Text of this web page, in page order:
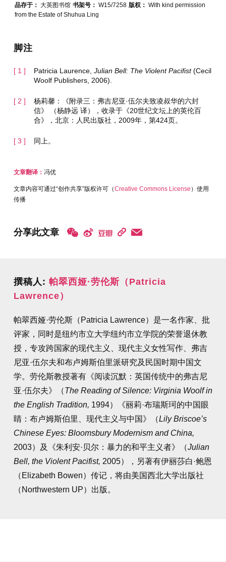
品存于： 大英图书馆 书架号： W15/7258 版权： With kind permission
from the Estate of Shuhua Ling
脚注
Patricia Laurence, Julian Bell: The Violent Pacifist(Cecil
Woolf Publishers, 2006).
杨莉馨：《附录三：弗吉尼亚·伍尔夫致凌叔华的六封
信》 （杨静远 译），收录于《20世纪文坛上的英伦百
合》，北京：人民出版社，2009年，第424页。
同上。
文章翻译： 冯优
文章内容可通过“创作共享”版权许可（Creative Commons License ）使用
传播
分享此文章
撰稿人: 帕翠西娅·劳伦斯（Patricia
Lawrence）
帕翠西娅·劳伦斯（Patricia Lawrence）是一名作家、批
评家，同时是纽约市立大学纽约市立学院的荣誉退休教
授，专攻跨国家的现代主义、现代主义女性写作、弗吉
尼亚·伍尔夫和布卢姆斯伯里派研究及民国时期中国文
学。劳伦斯教授著有《阅读沉默：英国传统中的弗吉尼
亚·伍尔夫》（The Reading of Silence: Virginia Woolf in
the English Tradition, 1994）《丽莉·布瑞斯珂的中国眼
睛：布卢姆斯伯里、现代主义与中国》（Lily Briscoe’s
Chinese Eyes: Bloomsbury Modernism and China,
2003）及《朱利安·贝尔：暴力的和平主义者》（Julian
Bell, the Violent Pacifist, 2005），另著有伊丽莎白·鲍恩
（Elizabeth Bowen）传记，将由美国西北大学出版社
（Northwestern UP）出版。